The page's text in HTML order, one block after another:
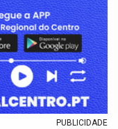
PUBLICIDADE